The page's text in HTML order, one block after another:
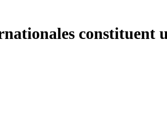
constituent